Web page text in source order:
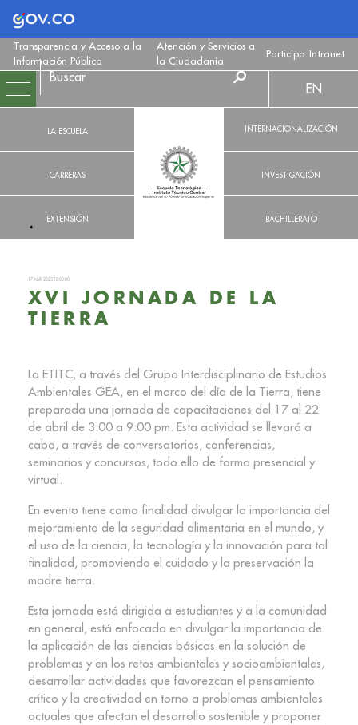
Logo Gobierno de Colombia
Transparencia y Acceso a la
Información Pública
Atención y Servicios a
la Ciudadanía
Participa Intranet
LA ESCUELA
CARRERAS
EXTENSIÓN
EN
INTERNACIONALIZACIÓN
INVESTIGACIÓN
BACHILLERATO
17 ABR. 2023 18:00:00
XVI JORNADA DE LA
TIERRA
La ETITC, a través del Grupo Interdisciplinario de Estudios
Ambientales GEA, en el marco del día de la Tierra, tiene
preparada una jornada de capacitaciones del 17 al 22
de abril de 3:00 a 9:00 pm. Esta actividad se llevará a
cabo, a través de conversatorios, conferencias,
seminarios y concursos, todo ello de forma presencial y
virtual.
En evento tiene como finalidad divulgar la importancia del
mejoramiento de la seguridad alimentaria en el mundo, y
el uso de la ciencia, la tecnología y la innovación para tal
finalidad, promoviendo el cuidado y la preservación la
madre tierra.
Esta jornada está dirigida a estudiantes y a la comunidad
en general, está enfocada en divulgar la importancia de
la aplicación de las ciencias básicas en la solución de
problemas y en los retos ambientales y socioambientales,
desarrollar actividades que favorezcan el pensamiento
crítico y la creatividad en torno a problemas ambientales
actuales que afectan el desarrollo sostenible y proponer